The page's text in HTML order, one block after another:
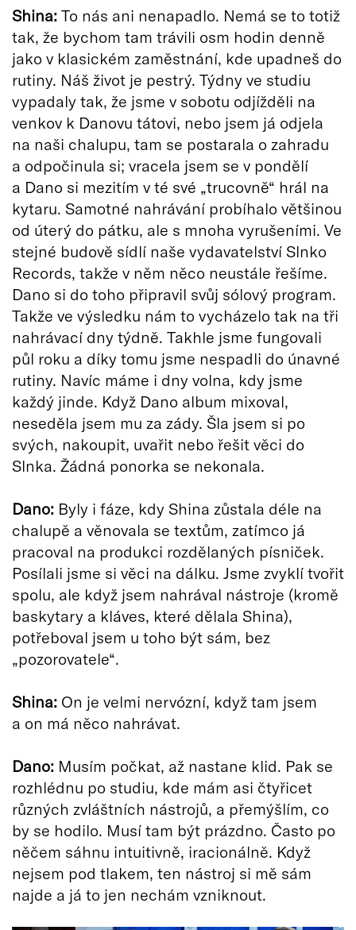
Shina: To nás ani nenapadlo. Nemá se to totiž
tak, že bychom tam trávili osm hodin denně
jako v klasickém zaměstnání, kde upadneš do
rutiny. Náš život je pestrý. Týdny ve studiu
vypadaly tak, že jsme v sobotu odjížděli na
venkov k Danovu tátovi, nebo jsem já odjela
na naši chalupu, tam se postarala o zahradu
a odpočinula si; vracela jsem se v pondělí
a Dano si mezitím v té své „trucovně“ hrál na
kytaru. Samotné nahrávání probíhalo většinou
od úterý do pátku, ale s mnoha vyrušeními. Ve
stejné budově sídlí naše vydavatelství Slnko
Records, takže v něm něco neustále řešíme.
Dano si do toho připravil svůj sólový program.
Takže ve výsledku nám to vycházelo tak na tři
nahrávací dny týdně. Takhle jsme fungovali
půl roku a díky tomu jsme nespadli do únavné
rutiny. Navíc máme i dny volna, kdy jsme
každý jinde. Když Dano album mixoval,
neseděla jsem mu za zády. Šla jsem si po
svých, nakoupit, uvařit nebo řešit věci do
Slnka. Žádná ponorka se nekonala.
Dano: Byly i fáze, kdy Shina zůstala déle na
chalupě a věnovala se textům, zatímco já
pracoval na produkci rozdělaných písniček.
Posílali jsme si věci na dálku. Jsme zvyklí tvořit
spolu, ale když jsem nahrával nástroje (kromě
baskytary a kláves, které dělala Shina),
potřeboval jsem u toho být sám, bez
„pozorovatele“.
Shina: On je velmi nervózní, když tam jsem
a on má něco nahrávat.
Dano: Musím počkat, až nastane klid. Pak se
rozhlédnu po studiu, kde mám asi čtyřicet
různých zvláštních nástrojů, a přemýšlím, co
by se hodilo. Musí tam být prázdno. Často po
něčem sáhnu intuitivně, iracionálně. Když
nejsem pod tlakem, ten nástroj si mě sám
najde a já to jen nechám vzniknout.